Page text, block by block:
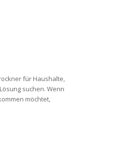
für Haushalte,
suchen. Wenn
möchtet,